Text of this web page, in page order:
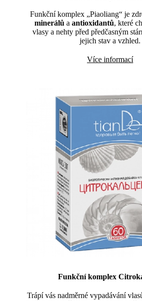
Funkční komplex „Piaoliang“ je
minerálů aantioxidantů, které
vlasy a nehty před předčasným
jejich stav a vzhled.
Více informací
Funkční komplex
Trápí vás nadměrné vypadávání